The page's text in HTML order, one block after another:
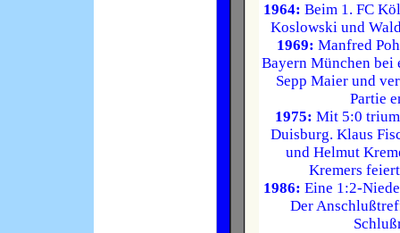
1964: Beim 1. FC
Koslowski und
1969: Manfred
Bayern München bei
Sepp Maier und
Partie
1975: Mit 5:0
Duisburg. Klaus
und Helmut
Kremers
1986: Eine 1:2-
Der